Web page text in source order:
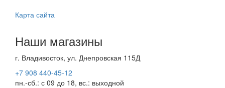
Карта сайта
Наши магазины
г. Владивосток, ул. Днепровская 115Д
+7 908 440-45-12
пн.-сб.: с 09 до 18, вс.: выходной